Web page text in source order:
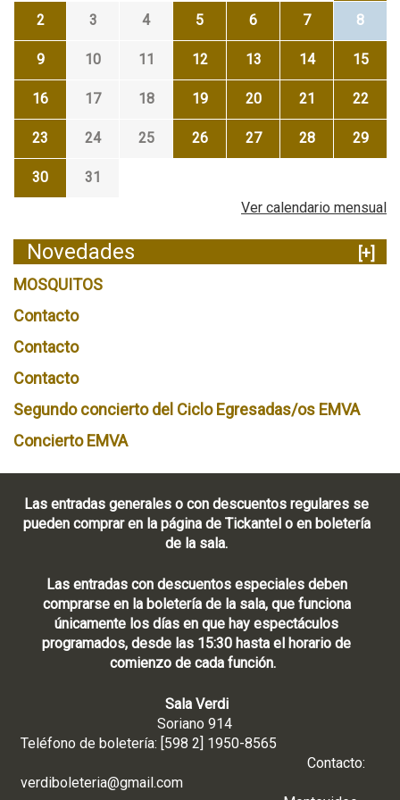
2 3 4 5 6 7 8
9 10 11 12 13 14 15
16 17 18 19 20 21 22
23 24 25 26 27 28 29
30
31
Ver calendario mensual
Novedades
[+]
MOSQUITOS
Contacto
Contacto
Contacto
Segundo concierto del Ciclo Egresadas/os EMVA
Concierto EMVA
Las entradas generales o con descuentos regulares se
pueden comprar en la página de Tickantel o en boletería
de la sala.
Las entradas con descuentos especiales deben
comprarse en la boletería de la sala, que funciona
únicamente los días en que hay espectáculos
programados, desde las 15:30 hasta el horario de
comienzo de cada función.
Sala Verdi
Soriano 914
Teléfono de boletería: [598 2] 1950-8565
Contacto:
verdiboleteria@gmail.com